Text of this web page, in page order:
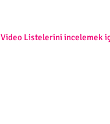
Video Listelerini incelemek